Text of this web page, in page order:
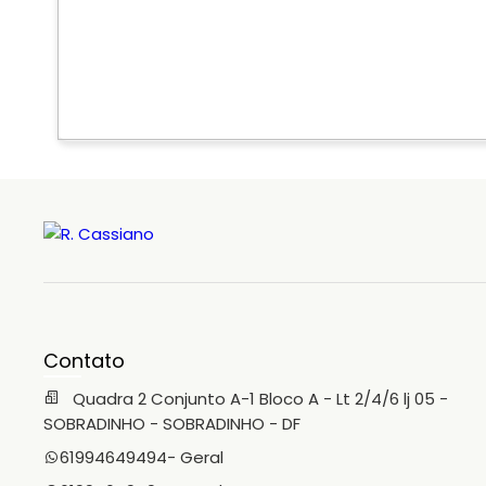
Contato
Quadra 2 Conjunto A-1 Bloco A - Lt 2/4/6 lj 05 -
SOBRADINHO - SOBRADINHO - DF
61994649494- Geral